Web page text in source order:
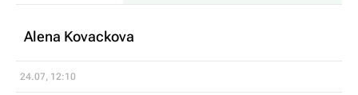
Alena Kovackova
24.07, 12:10